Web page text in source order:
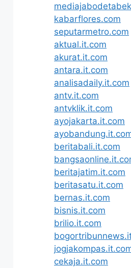
kabarflores.com
seputarmetro.com
aktual.it.com
akurat.it.com
antara.it.com
analisadaily.it.com
antv.it.com
antvklik.it.com
ayojakarta.it.com
beritabali.it.com
beritajatim.it.com
beritasatu.it.com
bernas.it.com
bisnis.it.com
brilio.it.com
cekaja.it.com